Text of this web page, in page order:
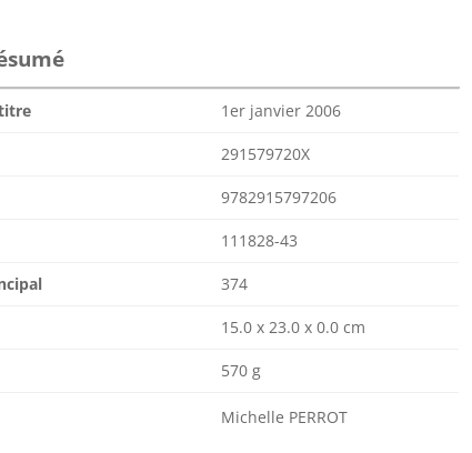
1er janvier 2006
291579720X
9782915797206
111828-43
374
15.0 x 23.0 x 0.0 cm
570 g
Michelle PERROT